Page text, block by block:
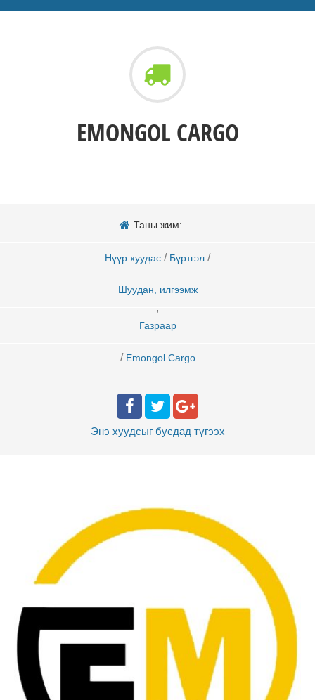
EMONGOL CARGO
Таны жим:
Нүүр хуудас / Бүртгэл /
Шуудан, илгээмж
,
Газраар
/ Emongol Cargo
Энэ хуудсыг бусдад түгээх